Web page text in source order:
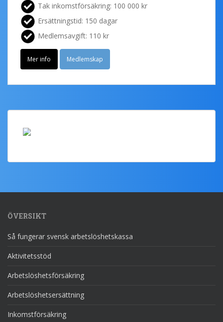
Tak inkomstförsäkring: 100 000 kr
Ersättningstid: 150 dagar
Medlemsavgift: 110 kr
Mer info Medlemskap
ÖVERSIKT
Så fungerar svensk arbetslöshetskassa
Aktivitetsstöd
Arbetslöshetsförsäkring
Arbetslöshetsersättning
Inkomstförsäkring